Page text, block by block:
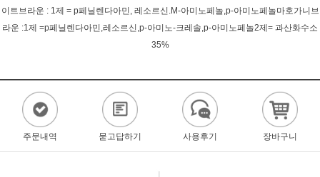
이트브라운 : 1제 = p페닐렌다아민, 레소르신.M-아미노페놀,p-아미노페놀마호가니브
라운 :1제 =p페닐렌다아민,레소르신,p-아미노-크레솔,p-아미노페놀2제= 과산화수소
35%
주문내역 묻고답하기 사용후기 장바구니